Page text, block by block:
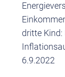
dritte
6.9.2022